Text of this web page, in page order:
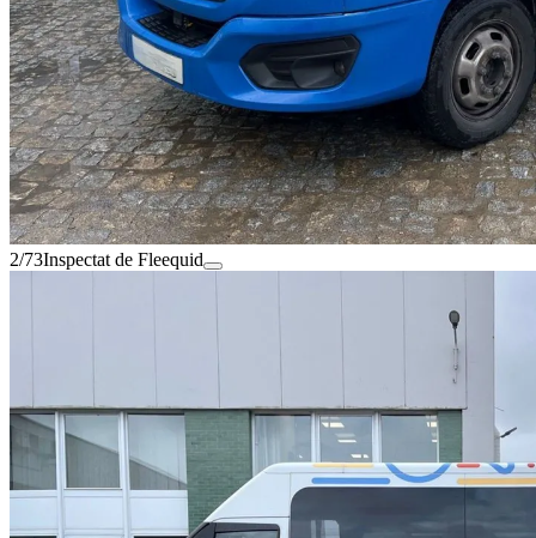
2/73Inspectat de Fleequid